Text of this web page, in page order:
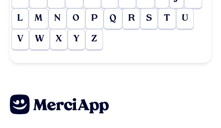
L M N O P Q R S T U
V W X Y Z